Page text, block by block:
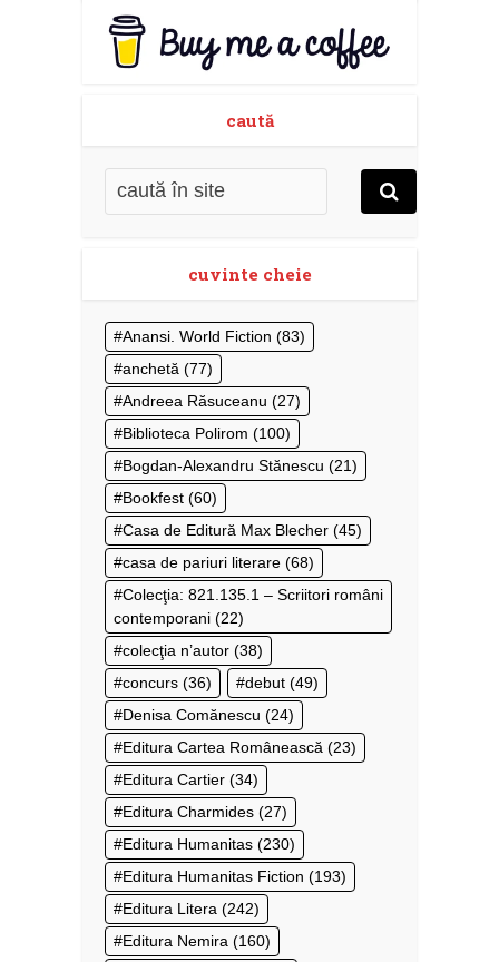
caută
cuvinte cheie
Anansi. World Fiction (83)
anchetă (77)
Andreea Răsuceanu (27)
Biblioteca Polirom (100)
Bogdan-Alexandru Stănescu (21)
Bookfest (60)
Casa de Editură Max Blecher (45)
casa de pariuri literare (68)
Colecţia: 821.135.1 – Scriitori români
contemporani (22)
colecţia n’autor (38)
concurs (36) debut (49)
Denisa Comănescu (24)
Editura Cartea Românească (23)
Editura Cartier (34)
Editura Charmides (27)
Editura Humanitas (230)
Editura Humanitas Fiction (193)
Editura Litera (242)
Editura Nemira (160)